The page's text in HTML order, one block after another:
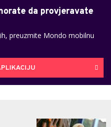
da provjeravate
preuzmite Mondo mobilnu
0